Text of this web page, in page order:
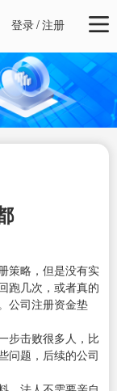
登录/注册
策略，但是没有实
跑几次，或者真的
公司注册资金垫
步击败很多人，比
问题，后续的公司